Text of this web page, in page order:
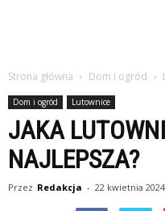
Strona główna Dom i ogród
Dom i ogród Lutownice
JAKA
NAJLEPSZA?
Przez Redakcja - 22 kwietnia 2024